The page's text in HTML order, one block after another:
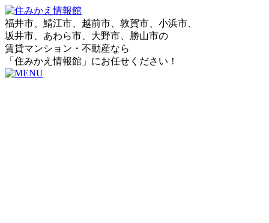
福井市、鯖江市、越前市、敦賀市、小浜市、
坂井市、あわら市、大野市、勝山市の
賃貸マンション・不動産なら
「住みかえ情報館」にお任せください！